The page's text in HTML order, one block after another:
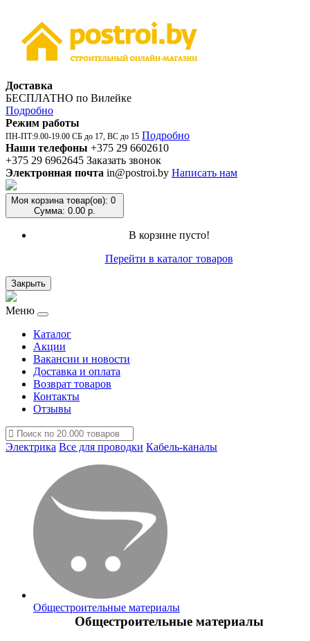
Доставка
БЕСПЛАТНО по Вилейке
Подробно
Режим работы
ПН-ПТ:9.00-19.00 СБ до 17, ВС до 15 Подробно
Наши телефоны +375 29 6602610
+375 29 6962645 Заказать звонок
Электронная почта in@postroi.by Написать нам
Моя корзина товар(ов): 0
Сумма: 0.00 р.
В корзине пусто!
Перейти в каталог товаров
Закрыть
Меню
Каталог
Акции
Вакансии и новости
Доставка и оплата
Возврат товаров
Контакты
Отзывы
Электрика Все для проводки Кабель-каналы
Общестроительные материалы
Общестроительные материалы